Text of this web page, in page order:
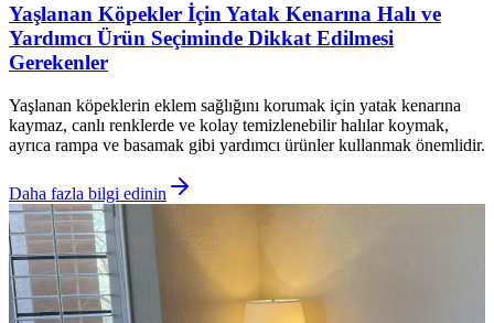
Yaşlanan Köpekler İçin Yatak Kenarına Halı ve
Yardımcı Ürün Seçiminde Dikkat Edilmesi
Gerekenler
Yaşlanan köpeklerin eklem sağlığını korumak için yatak kenarına
kaymaz, canlı renklerde ve kolay temizlenebilir halılar koymak,
ayrıca rampa ve basamak gibi yardımcı ürünler kullanmak önemlidir.
Daha fazla bilgi edinin